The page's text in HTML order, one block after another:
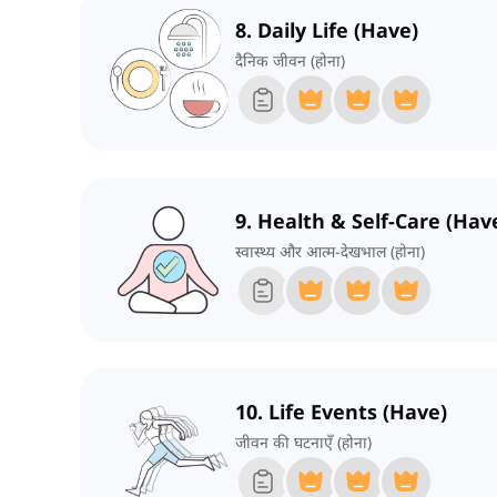
8. Daily Life (Have)
दैनिक जीवन (होना)
9. Health & Self-Care
स्वास्थ्य और आत्म-देखभाल (होना)
10. Life Events (Have)
जीवन की घटनाएँ (होना)